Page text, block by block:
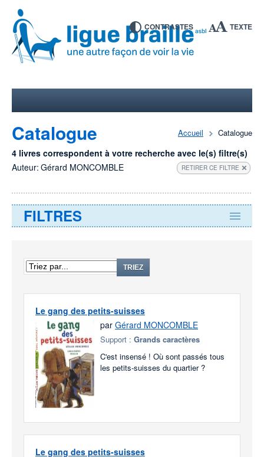
CONTRASTES TEXTE
Accueil Catalogue
Catalogue
4 livres correspondent à votre recherche avec le(s) filtre(s)
Auteur: Gérard MONCOMBLE RETIRER CE FILTRE
FILTRES
TRIEZ
Le gang des petits-suisses
par Gérard MONCOMBLE
Support : Grands caractères
C'est insensé ! Où sont passés tous
les petits-suisses du quartier ?
Le gang des petits-suisses